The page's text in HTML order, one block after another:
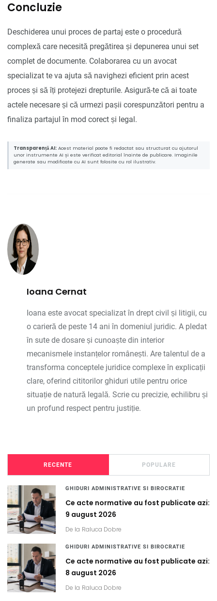
Concluzie
Deschiderea unui proces de partaj este o procedură
complexă care necesită pregătirea și depunerea unui set
complet de documente. Colaborarea cu un avocat
specializat te va ajuta să navighezi eficient prin acest
proces și să îți protejezi drepturile. Asigură-te că ai toate
actele necesare și că urmezi pașii corespunzători pentru a
finaliza partajul în mod corect și legal.
Transparență AI: Acest material poate fi redactat sau structurat cu ajutorul
unor instrumente AI și este verificat editorial înainte de publicare. Imaginile
generate sau modificate cu AI sunt folosite cu rol ilustrativ.
Ioana Cernat
Ioana este avocat specializat în drept civil și litigii, cu
o carieră de peste 14 ani în domeniul juridic. A pledat
în sute de dosare și cunoaște din interior
mecanismele instanțelor românești. Are talentul de a
transforma conceptele juridice complexe în explicații
clare, oferind cititorilor ghiduri utile pentru orice
situație de natură legală. Scrie cu precizie, echilibru și
un profund respect pentru justiție.
RECENTE POPULARE
GHIDURI ADMINISTRATIVE SI BIROCRATIE
Ce acte normative au fost publicate azi:
9 august 2026
De la Raluca Dobre
GHIDURI ADMINISTRATIVE SI BIROCRATIE
Ce acte normative au fost publicate azi:
8 august 2026
De la Raluca Dobre